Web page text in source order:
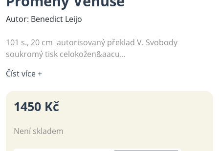
Autor: Benedict Leijo
101 s., 20 cm autorisovaný překlad V. Svobody
soukromý tisk celokožen&aacu...
Číst více +
1450 Kč
Není skladem